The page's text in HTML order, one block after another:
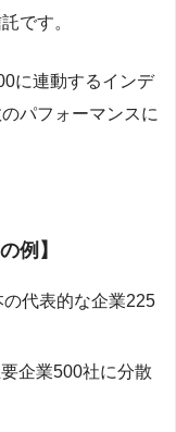
です。
に連動するインデ
パフォーマンスに
例】
の代表的な企業225
要企業500社に分散